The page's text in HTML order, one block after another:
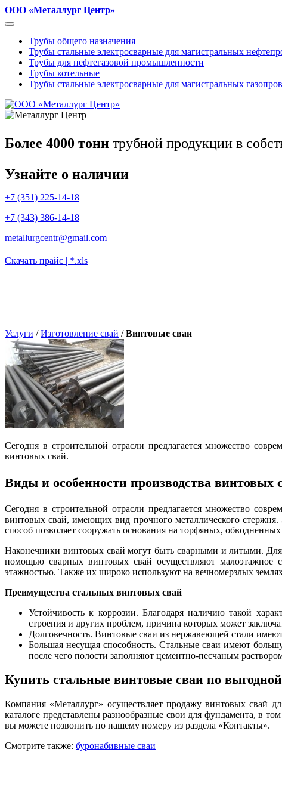
ООО «Металлург Центр»
Трубы общего назначения
Трубы стальные электросварные для магистральных
Трубы для нефтегазовой промышленности
Трубы котельные
Трубы стальные электросварные для магистральных
Более 4000 тонн трубной продукции в
Узнайте о наличии
+7 (351) 225-14-18
+7 (343) 386-14-18
metallurgcentr@gmail.com
Скачать прайс | *.xls
Услуги /Изготовление свай /Винтовые сваи
Сегодня в строительной отрасли предлагается множество
винтовых свай.
Виды и особенности производства винтовых
Сегодня в строительной отрасли предлагается множество
винтовых свай, имеющих вид прочного металлического
способ позволяет сооружать основания на торфяных,
Наконечники винтовых свай могут быть сварными и литыми. Для
помощью сварных винтовых свай осуществляют малоэтажное
этажностью. Также их широко используют на вечномерзлых
Преимущества стальных винтовых свай
Устойчивость к коррозии. Благодаря наличию такой
строения и других проблем, причина которых может
Долговечность. Винтовые сваи из нержавеющей стали
Большая несущая способность. Стальные сваи имеют
после чего полости заполняют цементно-песчаным
Купить стальные винтовые сваи по
Компания «Металлург» осуществляет продажу винтовых свай
каталоге представлены разнообразные свои для фундамента, в
вы можете позвонить по нашему номеру из раздела «Контакты».
Смотрите также: буронабивные сваи